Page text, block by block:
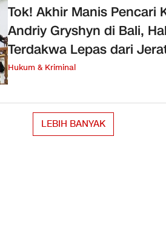
Tok! Akhir Manis Pencari
Andriy Gryshyn di Bali,
Terdakwa Lepas dari
Hukum & Kriminal
LEBIH BANYAK